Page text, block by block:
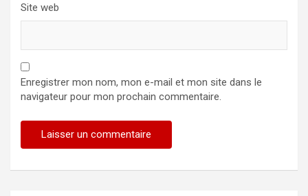
Site web
Enregistrer mon nom, mon e-mail et mon site dans le
navigateur pour mon prochain commentaire.